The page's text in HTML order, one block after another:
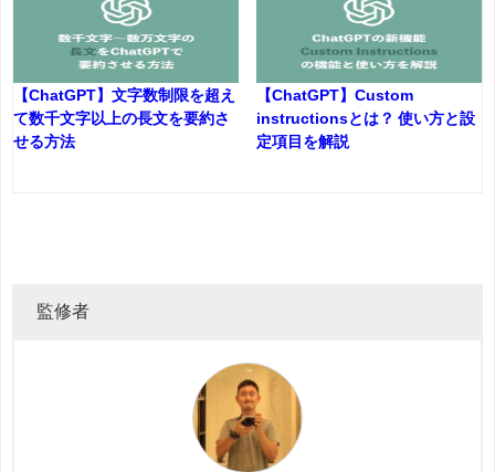
【ChatGPT】文字数制限を超え
て数千文字以上の長文を要約さ
せる方法
【ChatGPT】Custom
instructionsとは？ 使い方と設
定項目を解説
監修者